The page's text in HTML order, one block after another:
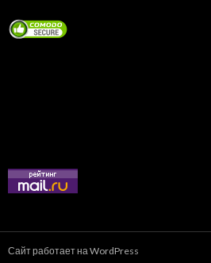
Сайт работает на WordPress